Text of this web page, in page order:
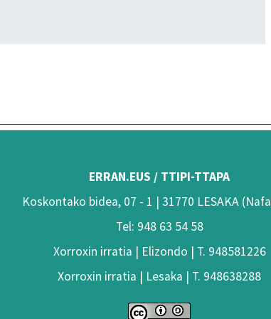
ERRAN.EUS / TTIPI-TTAPA
Koskontako bidea, 07 - 1 | 31770 LESAKA
Tel: 948 63 54 58
Xorroxin irratia | Elizondo | T. 948581226
Xorroxin irratia | Lesaka | T. 948638288